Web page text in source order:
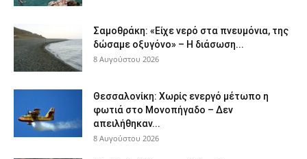
Σαμοθράκη: «Είχε νερό στα πνευμόνια, της
δώσαμε οξυγόνο» – Η διάσωση...
8 Αυγούστου 2026
Θεσσαλονίκη: Χωρίς ενεργό μέτωπο η
φωτιά στο Μονοπήγαδο – Δεν
απειλήθηκαν...
8 Αυγούστου 2026